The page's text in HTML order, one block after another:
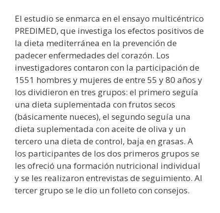
El estudio se enmarca en el ensayo multicéntrico
PREDIMED, que investiga los efectos positivos de
la dieta mediterránea en la prevención de
padecer enfermedades del corazón. Los
investigadores contaron con la participación de
1551 hombres y mujeres de entre 55 y 80 años y
los dividieron en tres grupos: el primero seguía
una dieta suplementada con frutos secos
(básicamente nueces), el segundo seguía una
dieta suplementada con aceite de oliva y un
tercero una dieta de control, baja en grasas. A
los participantes de los dos primeros grupos se
les ofreció una formación nutricional individual
y se les realizaron entrevistas de seguimiento. Al
tercer grupo se le dio un folleto con consejos.